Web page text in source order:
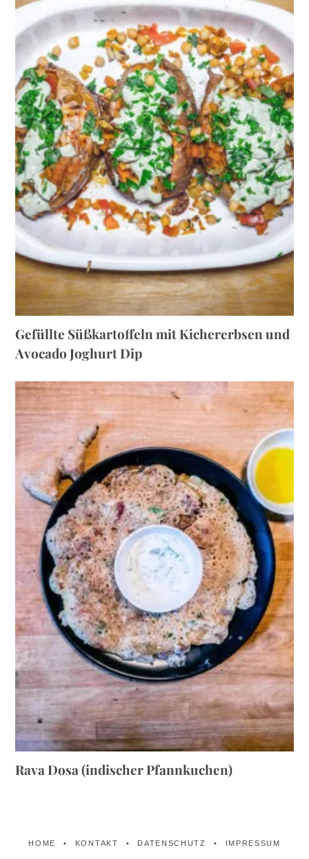
Gefüllte Süßkartoffeln mit Kichererbsen und
Avocado Joghurt Dip
Rava Dosa (indischer Pfannkuchen)
HOME KONTAKT DATENSCHUTZ IMPRESSUM